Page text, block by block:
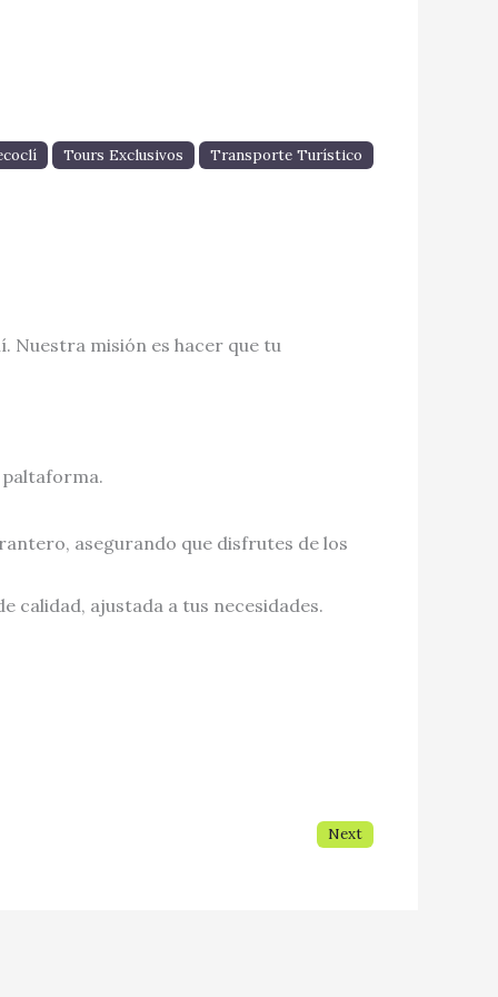
Tours Exclusivos Transporte Turístico
Nuestra misión es hacer que tu
asegurando que disfrutes de los
ajustada a tus necesidades.
Next